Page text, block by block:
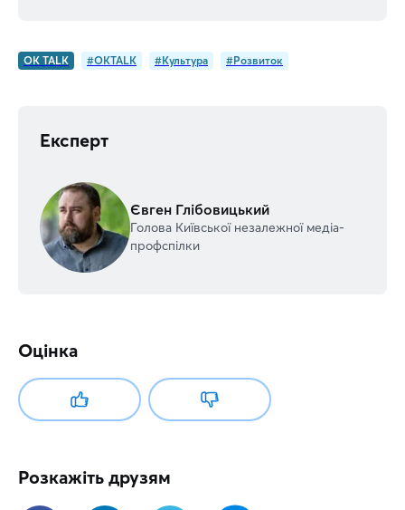
OK TALK #OKTALK #Культура #Розвиток
Експерт
Євген Глібовицький
Голова Київської незалежної медіа-
профспілки
Оцінка
Розкажіть друзям